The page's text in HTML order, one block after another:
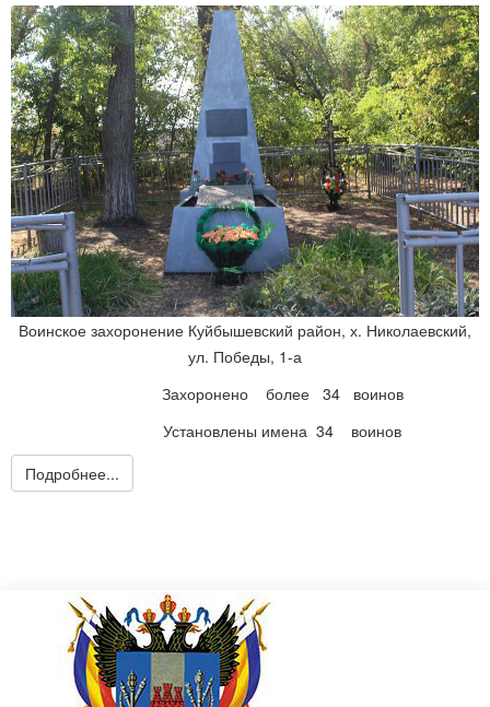
Воинское захоронение Куйбышевский район, х. Николаевский,
ул. Победы, 1-а
Захоронено более 34 воинов
Установлены имена 34 воинов
Подробнее...